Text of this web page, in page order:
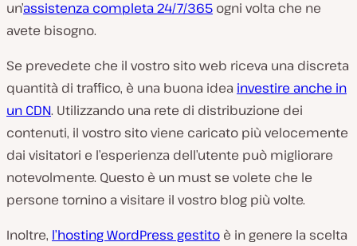
un’assistenza completa 24/7/365 ogni volta che ne
avete bisogno.
Se prevedete che il vostro sito web riceva una discreta
quantità di traffico, è una buona idea investire anche in
un CDN. Utilizzando una rete di distribuzione dei
contenuti, il vostro sito viene caricato più velocemente
dai visitatori e l’esperienza dell’utente può migliorare
notevolmente. Questo è un must se volete che le
persone tornino a visitare il vostro blog più volte.
Inoltre, l’hosting WordPress gestito è in genere la scelta